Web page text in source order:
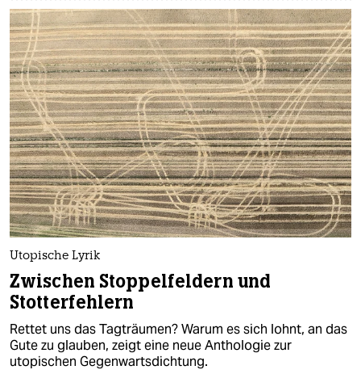
Utopische Lyrik
Zwischen Stoppelfeldern und
Stotterfehlern
Rettet uns das Tagträumen? Warum es sich lohnt, an das
Gute zu glauben, zeigt eine neue Anthologie zur
utopischen Gegenwartsdichtung.